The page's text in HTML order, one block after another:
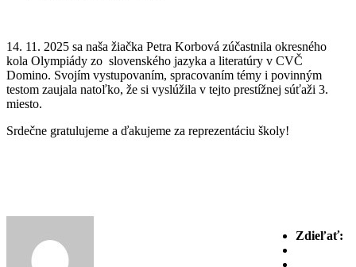
14. 11. 2025 sa naša žiačka Petra Korbová zúčastnila okresného
kola Olympiády zo slovenského jazyka a literatúry v CVČ
Domino. Svojím vystupovaním, spracovaním témy i povinným
testom zaujala natoľko, že si vyslúžila v tejto prestížnej súťaži 3.
miesto.
Srdečne gratulujeme a ďakujeme za reprezentáciu školy!
Zdieľať: